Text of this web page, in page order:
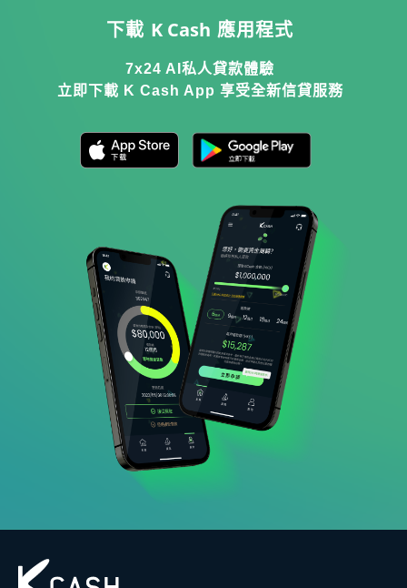
考實際年利率、還款期及總還款額，較容
易評估哪個方案更適合自己。
下載 K Cash 應用程式
7x24 AI私人貸款體驗
立即下載 K Cash App 享受全新信貸服務